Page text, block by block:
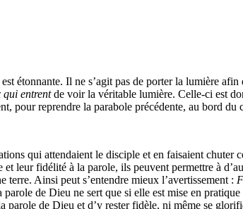
étonnante. Il ne s’agit pas de porter la lumière
qui entrentde voir la véritable lumière. Celle-ci est
pour reprendre la parabole précédente, au bord du
qui attendaient le disciple et en faisaient chuter
leur fidélité à la parole, ils peuvent permettre à
Ainsi peut s’entendre mieux l’avertissement :
de Dieu ne sert que si elle est mise en pratique
parole de Dieu et d’y rester fidèle, ni même se